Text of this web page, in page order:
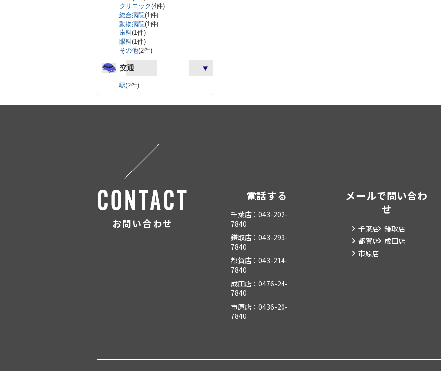
クリニック(4件)
総合病院(1件)
動物病院(1件)
歯科(1件)
眼科(1件)
その他(2件)
交通
駅(2件)
お問い合わせ
電話する
千葉店：043-202-
7840
鎌取店：043-293-
7840
都賀店：043-214-
7840
成田店：0476-24-
7840
市原店：0436-20-
7840
メールで問い合わ
せ
千葉店 鎌取店
都賀店 成田店
市原店